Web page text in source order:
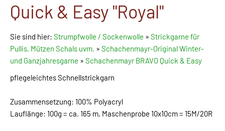
Quick & Easy "Royal"
Sie sind hier: Strumpfwolle / Sockenwolle » Strickgarne für
Pullis, Mützen Schals uvm. » Schachenmayr-Original Winter-
und Ganzjahresgarne » Schachenmayr BRAVO Quick & Easy
pflegeleichtes Schnellstrickgarn
Zusammensetzung: 100% Polyacryl
Lauflänge: 100g = ca. 165 m, Maschenprobe 10x10cm = 15M/20R